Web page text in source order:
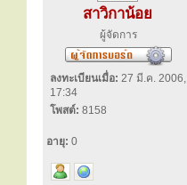
สาวิกาน้อย
ผู้จัดการ
ลงทะเบียนเมื่อ: 27 มี.ค. 2006,
17:34
โพสต์: 8158
อายุ: 0